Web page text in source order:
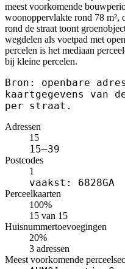
meest voorkomende
woonoppervlakte rond 78 m²,
rond de straat toont
wegdelen als voetpad met
percelen is het mediaan
bij kleine percelen.
Bron: openbare
kaartgegevens van
per straat.
Adressen
15
15–39
Postcodes
1
vaakst: 6828GA
Perceelkaarten
100%
15 van 15
Huisnummertoevoegingen
20%
3 adressen
Meest voorkomende